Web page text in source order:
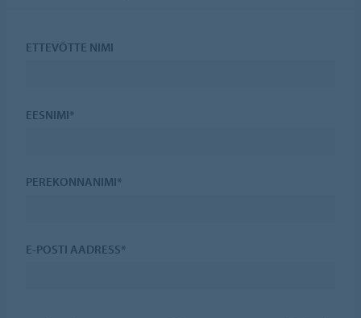
ETTEVÕTTE NIMI
EESNIMI*
PEREKONNANIMI*
E-POSTI AADRESS*